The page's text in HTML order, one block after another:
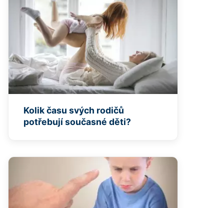
Kolik času svých rodičů
potřebují současné děti?